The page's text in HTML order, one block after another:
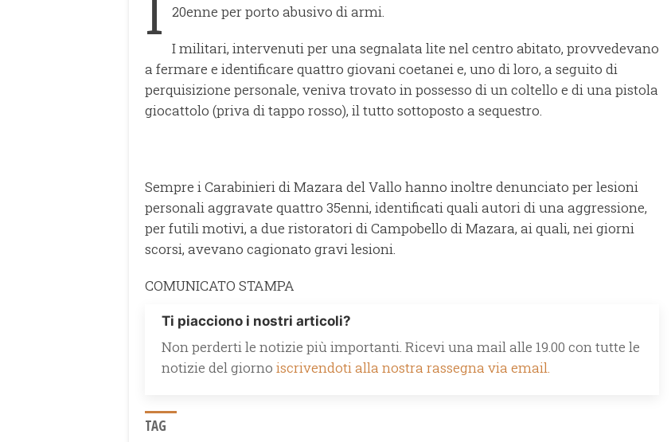
20enne per porto abusivo di armi.
I militari, intervenuti per una segnalata lite nel centro abitato, provvedevano
a fermare e identificare quattro giovani coetanei e, uno di loro, a seguito di
perquisizione personale, veniva trovato in possesso di un coltello e di una pistola
giocattolo (priva di tappo rosso), il tutto sottoposto a sequestro.
Sempre i Carabinieri di Mazara del Vallo hanno inoltre denunciato per lesioni
personali aggravate quattro 35enni, identificati quali autori di una aggressione,
per futili motivi, a due ristoratori di Campobello di Mazara, ai quali, nei giorni
scorsi, avevano cagionato gravi lesioni.
COMUNICATO STAMPA
Ti piacciono i nostri articoli?
Non perderti le notizie più importanti. Ricevi una mail alle 19.00 con tutte le
notizie del giorno iscrivendoti alla nostra rassegna via email.
TAG